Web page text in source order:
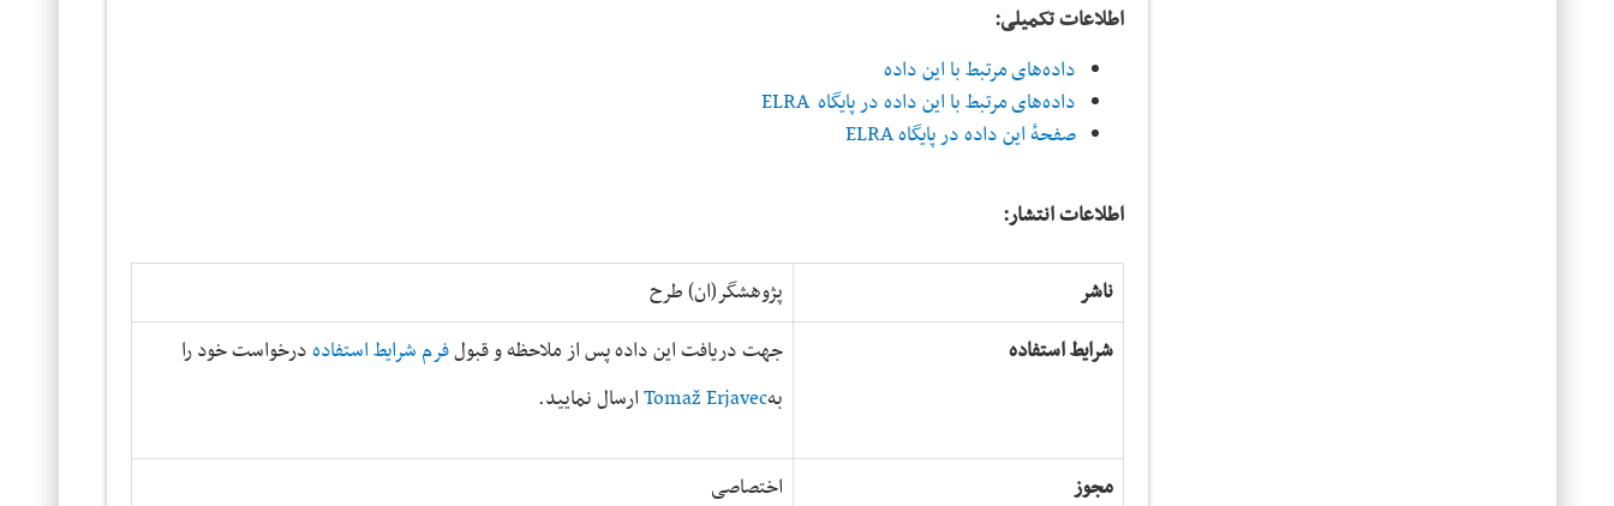
اطلاعات تکمیلی:
داده‌های مرتبط با این داده
داده‌های مرتبط با این داده در پایگاه ELRA
صفحهٔ این داده در پایگاه ELRA
اطلاعات انتشار:
ناشر
پژوهشگر(ان) طرح
شرایط استفاده
جهت دریافت این داده پس از ملاحظه و قبولفرم شرایط استفادهدرخواست خود را
بهTomaž Erjavecارسال نمایید.
مجوز
اختصاصی